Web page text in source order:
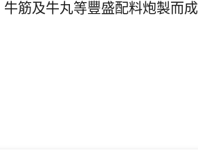
牛筋及牛丸等豐盛配料炮製而成